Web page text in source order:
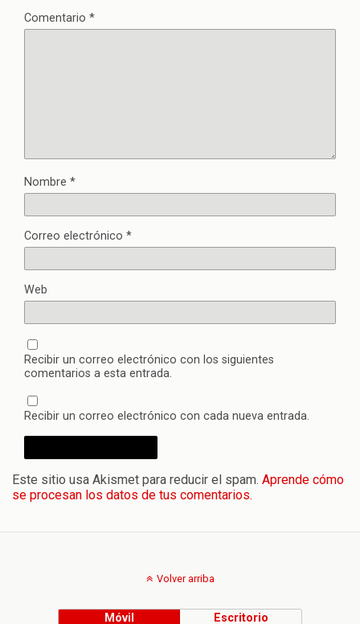
Comentario *
Nombre *
Correo electrónico *
Web
Recibir un correo electrónico con los siguientes
comentarios a esta entrada.
Recibir un correo electrónico con cada nueva entrada.
Este sitio usa Akismet para reducir el spam. Aprende cómo
se procesan los datos de tus comentarios.
Volver arriba
Móvil Escritorio